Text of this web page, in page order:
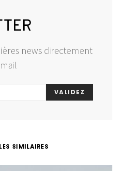
news directement
VALIDEZ
SIMILAIRES